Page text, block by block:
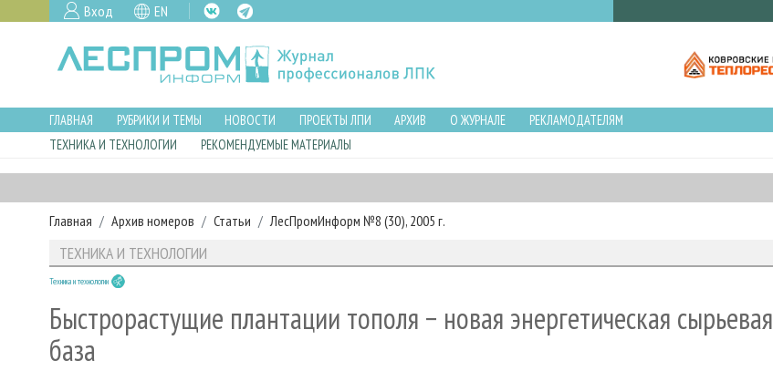
Вход EN
ГЛАВНАЯ РУБРИКИ И ТЕМЫ НОВОСТИ ПРОЕКТЫ ЛПИ АРХИВ О ЖУРНАЛЕ
РЕКЛАМОДАТЕЛЯМ
ТЕХНИКА И ТЕХНОЛОГИИ
РЕКОМЕНДУЕМЫЕ МАТЕРИАЛЫ
Главная Архив номеров Статьи ЛесПромИнформ №8 (30), 2005 г.
ТЕХНИКА И ТЕХНОЛОГИИ
Техника и технологии
Быстрорастущие плантации тополя − новая энергетическая сырьевая
база